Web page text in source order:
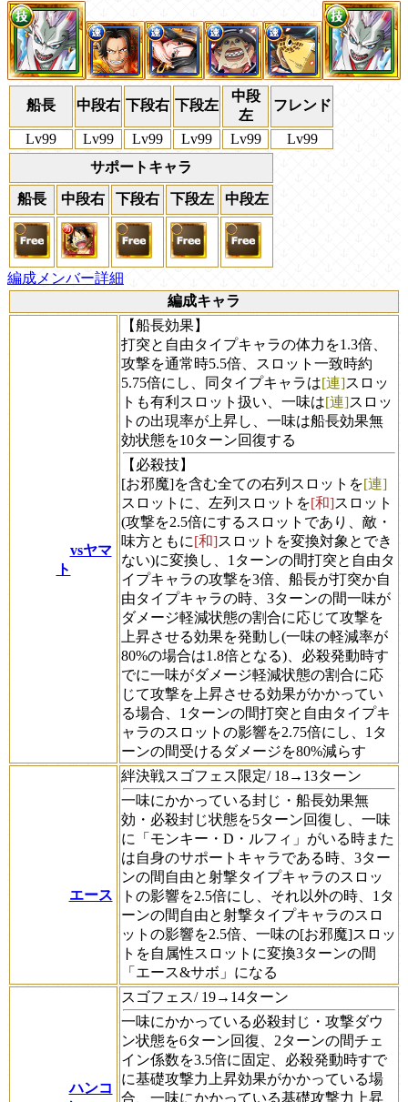
船長 中段右 下段右 下段左
中段
左
フレンド
Lv99 Lv99 Lv99 Lv99 Lv99
Lv99
サポートキャラ
船長 中段右 下段右 下段左 中段左
編成メンバー詳細
編成キャラ
vsヤマ
ト
【船長効果】
打突と自由タイプキャラの体力を1.3倍、
攻撃を通常時5.5倍、スロット一致時約
5.75倍にし、同タイプキャラは[連]スロッ
トも有利スロット扱い、一味は[連]スロッ
トの出現率が上昇し、一味は船長効果無
効状態を10ターン回復する
【必殺技】
[お邪魔]を含む全ての右列スロットを[連]
スロットに、左列スロットを[和]スロット
(攻撃を2.5倍にするスロットであり、敵・
味方ともに[和]スロットを変換対象とでき
ない)に変換し、1ターンの間打突と自由タ
イプキャラの攻撃を3倍、船長が打突か自
由タイプキャラの時、3ターンの間一味が
ダメージ軽減状態の割合に応じて攻撃を
上昇させる効果を発動し(一味の軽減率が
80%の場合は1.8倍となる)、必殺発動時す
でに一味がダメージ軽減状態の割合に応
じて攻撃を上昇させる効果がかかってい
る場合、1ターンの間打突と自由タイプキ
ャラのスロットの影響を2.75倍にし、1タ
ーンの間受けるダメージを80%減らす
エース
絆決戦スゴフェス限定/ 18→13ターン
一味にかかっている封じ・船長効果無
効・必殺封じ状態を5ターン回復し、一味
に「モンキー・D・ルフィ」がいる時また
は自身のサポートキャラである時、3ター
ンの間自由と射撃タイプキャラのスロッ
トの影響を2.5倍にし、それ以外の時、1タ
ーンの間自由と射撃タイプキャラのスロ
ットの影響を2.5倍、一味の[お邪魔]スロッ
トを自属性スロットに変換3ターンの間
「エース&サボ」になる
ハンコ
スゴフェス/ 19→14ターン
一味にかかっている必殺封じ・攻撃ダウ
ン状態を6ターン回復、2ターンの間チェ
イン係数を3.5倍に固定、必殺発動時すで
に基礎攻撃力上昇効果がかかっている場
合、一味にかかっている基礎攻撃力上昇